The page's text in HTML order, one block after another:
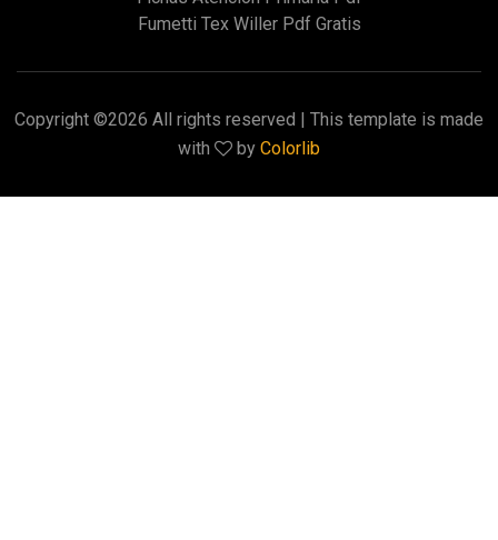
Fumetti Tex Willer Pdf Gratis
Copyright ©2026 All rights reserved | This template is made
with
by Colorlib